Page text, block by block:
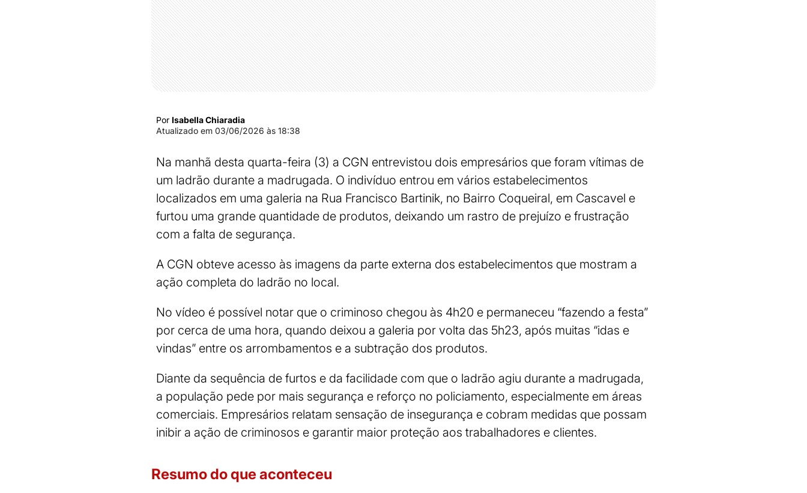
Por Isabella Chiaradia
Atualizado em 03/06/2026 às 18:38
Na manhã desta quarta-feira (3) a CGN entrevistou dois empresários que foram vítimas de
um ladrão durante a madrugada. O indivíduo entrou em vários estabelecimentos
localizados em uma galeria na Rua Francisco Bartinik, no Bairro Coqueiral, em Cascavel e
furtou uma grande quantidade de produtos, deixando um rastro de prejuízo e frustração
com a falta de segurança.
A CGN obteve acesso às imagens da parte externa dos estabelecimentos que mostram a
ação completa do ladrão no local.
No vídeo é possível notar que o criminoso chegou às 4h20 e permaneceu “fazendo a festa”
por cerca de uma hora, quando deixou a galeria por volta das 5h23, após muitas “idas e
vindas” entre os arrombamentos e a subtração dos produtos.
Diante da sequência de furtos e da facilidade com que o ladrão agiu durante a madrugada,
a população pede por mais segurança e reforço no policiamento, especialmente em áreas
comerciais. Empresários relatam sensação de insegurança e cobram medidas que possam
inibir a ação de criminosos e garantir maior proteção aos trabalhadores e clientes.
Resumo do que aconteceu